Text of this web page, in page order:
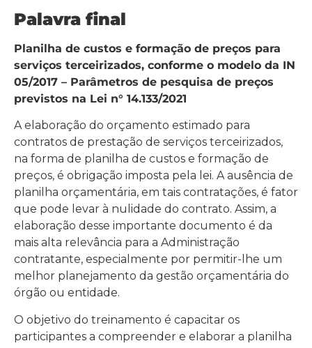
Palavra final
Planilha de custos e formação de preços para
serviços terceirizados, conforme o modelo da IN
05/2017 – Parâmetros de pesquisa de preços
previstos na Lei n° 14.133/2021
A elaboração do orçamento estimado para
contratos de prestação de serviços terceirizados,
na forma de planilha de custos e formação de
preços, é obrigação imposta pela lei. A ausência de
planilha orçamentária, em tais contratações, é fator
que pode levar à nulidade do contrato. Assim, a
elaboração desse importante documento é da
mais alta relevância para a Administração
contratante, especialmente por permitir-lhe um
melhor planejamento da gestão orçamentária do
órgão ou entidade.
O objetivo do treinamento é capacitar os
participantes a compreender e elaborar a planilha